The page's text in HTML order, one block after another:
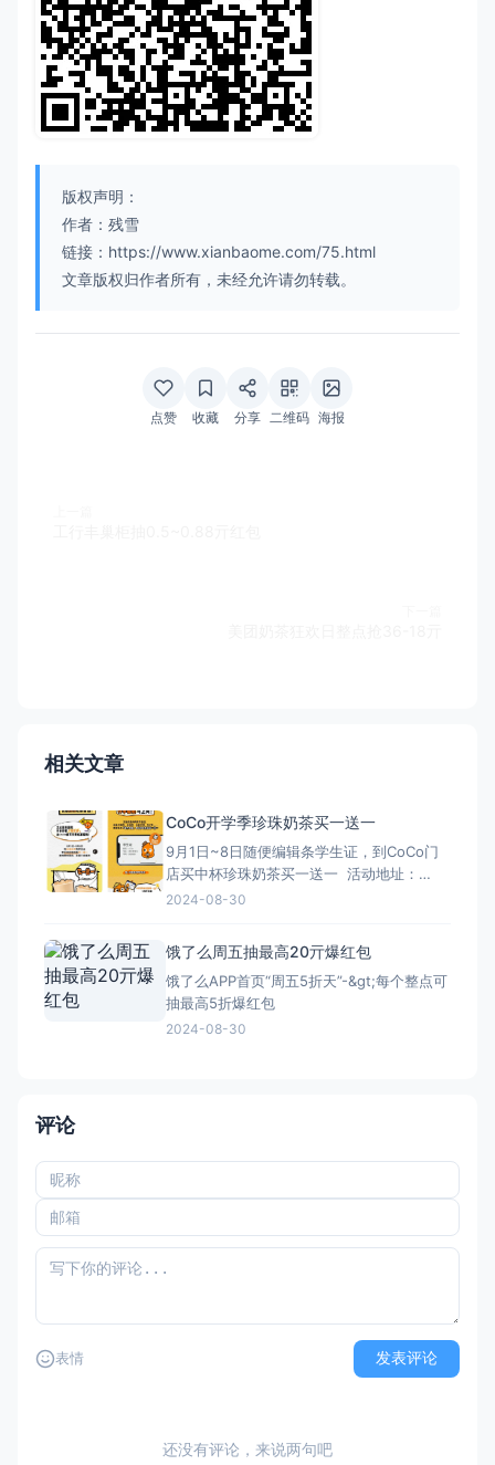
版权声明：
作者：残雪
链接：https://www.xianbaome.com/75.html
文章版权归作者所有，未经允许请勿转载。
点赞 收藏 分享 二维码 海报
相关文章
CoCo开学季珍珠奶茶买一送一
9月1日~8日随便编辑条学生证，到CoCo门
店买中杯珍珠奶茶买一送一 活动地址：
https://4rz.cn/AZ3RlL
2024-08-30
饿了么周五抽最高20亓爆红包
饿了么APP首页“周五5折天”-&gt;每个整点可
抽最高5折爆红包
2024-08-30
评论
表情 发表评论
还没有评论，来说两句吧